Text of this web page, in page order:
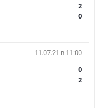
2
0
11.07.21 в 11:00
0
2